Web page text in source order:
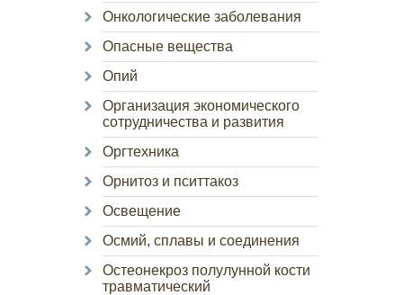
Онкологические заболевания
Опасные вещества
Опий
Организация экономического
сотрудничества и развития
Оргтехника
Орнитоз и пситтакоз
Освещение
Осмий, сплавы и соединения
Остеонекроз полулунной кости
травматический